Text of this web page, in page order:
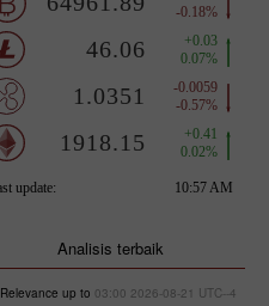
Analisis terbaik
Relevance up to 03:00 2026-08-21 UTC--4